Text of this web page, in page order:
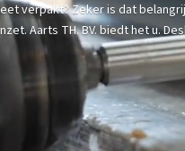
verpakt? Zeker is dat
Aarts TH. BV. biedt het u.